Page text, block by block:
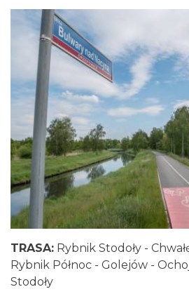
TRASA: Rybnik Stodoły -
Rybnik Północ - Golejów -
Stodoły